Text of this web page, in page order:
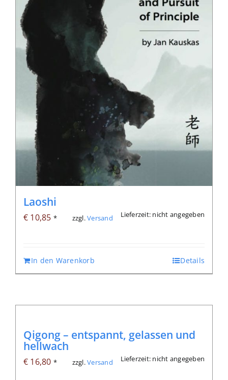
Laoshi
€ 10,85 * zzgl.Versand Lieferzeit: nicht angegeben
In den Warenkorb Details
Qigong – entspannt, gelassen und
hellwach
€ 16,80 * zzgl.Versand Lieferzeit: nicht angegeben